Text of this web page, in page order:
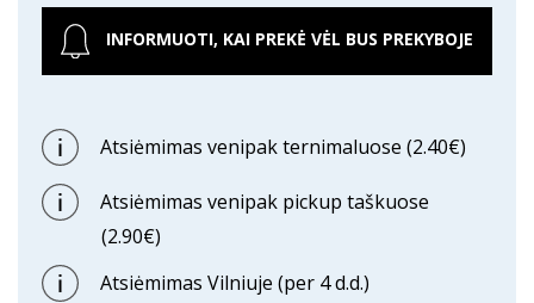
INFORMUOTI, KAI PREKĖ VĖL BUS PREKYBOJE
Atsiėmimas venipak ternimaluose (2.40€)
Atsiėmimas venipak pickup taškuose
(2.90€)
Atsiėmimas Vilniuje (per 4 d.d.)